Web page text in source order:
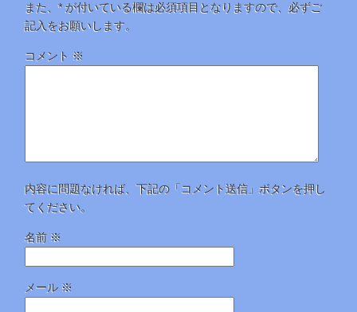
また、* が付いている欄は必須項目となりますので、必ずご
記入をお願いします。
コメント ※
内容に問題なければ、下記の「コメント送信」ボタンを押し
てください。
名前 ※
メール ※